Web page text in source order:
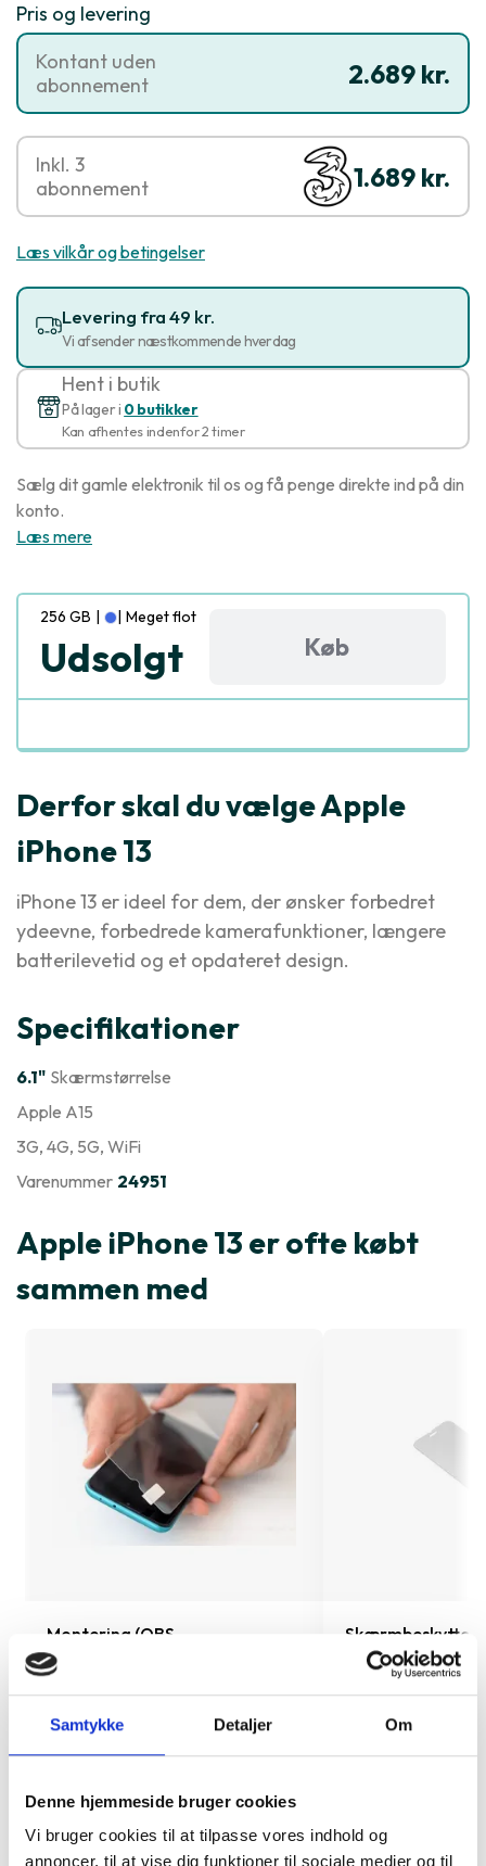
Samtykke Detaljer Om
Denne hjemmeside bruger cookies
Vi bruger cookies til at tilpasse vores indhold og
annoncer, til at vise dig funktioner til sociale medier og til
Pris og levering
2.689 kr.
Kontant uden
abonnement
1.689 kr.
Inkl. 3
abonnement
Læs vilkår og betingelser
Levering fra 49 kr.
Vi afsender næstkommende hverdag
Hent i butik
På lager i 0 butikker
Kan afhentes indenfor 2 timer
Sælg dit gamle elektronik til os og få penge direkte ind på din
konto.
Læs mere
256 GB | | Meget flot
Udsolgt Køb
Derfor skal du vælge Apple
iPhone 13
iPhone 13 er ideel for dem, der ønsker forbedret
ydeevne, forbedrede kamerafunktioner, længere
batterilevetid og et opdateret design.
Specifikationer
6.1" Skærmstørrelse
Apple A15
3G, 4G, 5G, WiFi
Varenummer 24951
Apple iPhone 13 er ofte købt
sammen med
Montering (OBS.
skærmbeskyttelse IKKE
99 kr. TILFØJ
Pro/14/16e/17e
149 kr.